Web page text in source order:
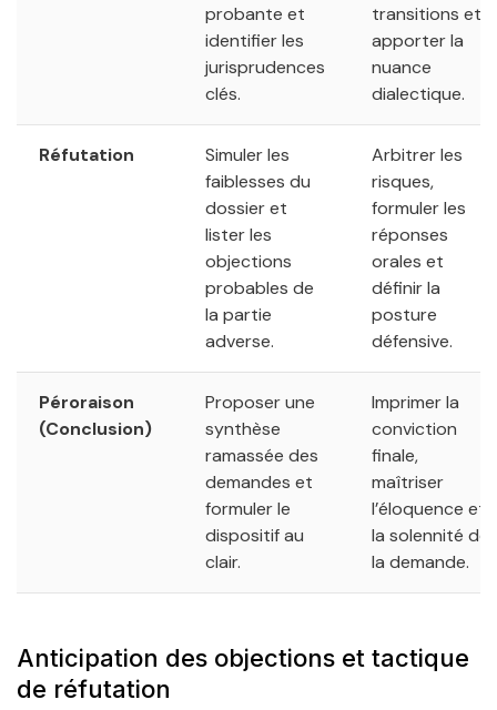
probante et
identifier les
jurisprudences
clés.
transitions et
apporter la
nuance
dialectique.
Réfutation
Simuler les
faiblesses du
dossier et
lister les
objections
probables de
la partie
adverse.
Arbitrer les
risques,
formuler les
réponses
orales et
définir la
posture
défensive.
Péroraison
(Conclusion)
Proposer une
synthèse
ramassée des
demandes et
formuler le
dispositif au
clair.
Imprimer la
conviction
finale,
maîtriser
l’éloquence et
la solennité de
la demande.
Anticipation des objections et tactique
de réfutation